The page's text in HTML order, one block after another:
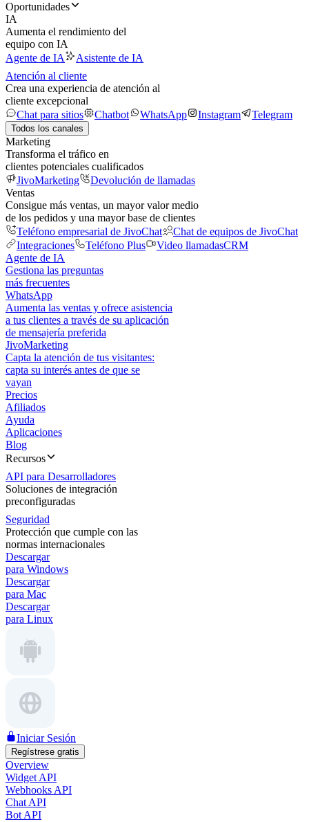
Oportunidades
IA
Aumenta el rendimiento del
equipo con IA
Agente de IA
Asistente de IA
Atención al cliente
Crea una experiencia de atención al
cliente excepcional
Chat para sitios
Chatbot WhatsApp Instagram Telegram
Todos los canales
Marketing
Transforma el tráfico en
clientes potenciales cualificados
JivoMarketing
Devolución de llamadas
Ventas
Consigue más ventas, un mayor valor medio
de los pedidos y una mayor base de clientes
Teléfono empresarial de JivoChat
Chat de equipos de JivoChat
Integraciones
Teléfono Plus Video llamadasCRM
Agente de IA
Gestiona las preguntas
más frecuentes
WhatsApp
Aumenta las ventas y ofrece asistencia
a tus clientes a través de su aplicación
de mensajería preferida
JivoMarketing
Capta la atención de tus visitantes:
capta su interés antes de que se
vayan
Precios
Afiliados
Ayuda
Aplicaciones
Blog
Recursos
API para Desarrolladores
Soluciones de integración
preconfiguradas
Seguridad
Protección que cumple con las
normas internacionales
Descargar
para Windows
Descargar
para Mac
Descargar
para Linux
Iniciar Sesión
Regístrese gratis
Overview
Widget API
Webhooks API
Chat API
Bot API